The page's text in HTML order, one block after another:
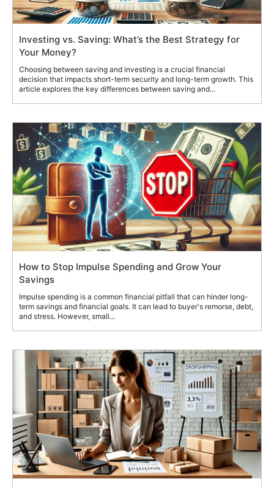
Investing vs. Saving: What’s the Best Strategy for
Your Money?
Choosing between saving and investing is a crucial financial
decision that impacts short-term security and long-term growth. This
article explores the key differences between saving and...
How to Stop Impulse Spending and Grow Your
Savings
Impulse spending is a common financial pitfall that can hinder long-
term savings and financial goals. It can lead to buyer's remorse, debt,
and stress. However, small...